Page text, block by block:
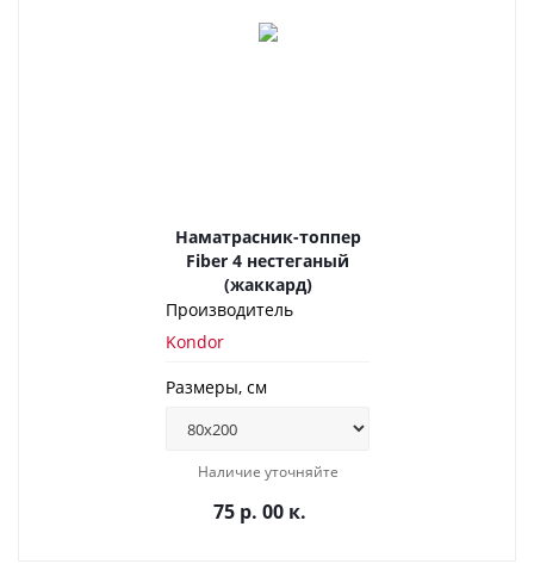
Наматрасник-топпер
Fiber 4 нестеганый
(жаккард)
Производитель
Kondor
Размеры, см
Наличие уточняйте
75 р. 00 к.